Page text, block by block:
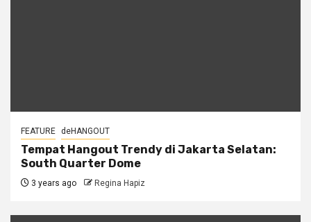
FEATURE deHANGOUT
Tempat Hangout Trendy di Jakarta Selatan:
South Quarter Dome
3 years ago Regina Hapiz